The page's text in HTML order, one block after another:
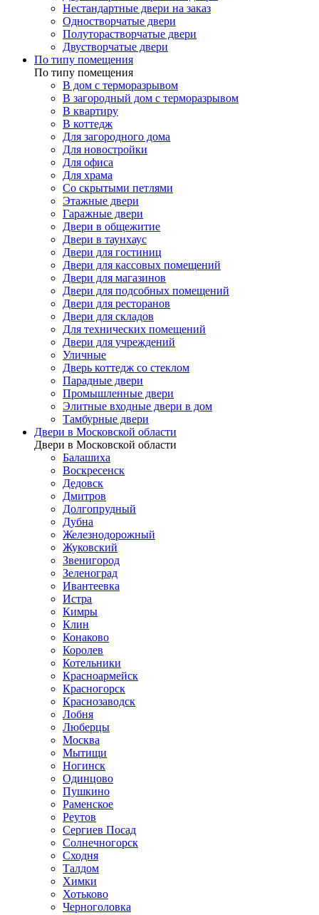
Нестандартные двери на заказ
Одностворчатые двери
Полуторастворчатые двери
Двустворчатые двери
По типу помещения
По типу помещения
В дом с терморазрывом
В загородный дом с терморазрывом
В квартиру
В коттедж
Для загородного дома
Для новостройки
Для офиса
Для храма
Со скрытыми петлями
Этажные двери
Гаражные двери
Двери в общежитие
Двери в таунхаус
Двери для гостиниц
Двери для кассовых помещений
Двери для магазинов
Двери для подсобных помещений
Двери для ресторанов
Двери для складов
Для технических помещений
Двери для учреждений
Уличные
Дверь коттедж со стеклом
Парадные двери
Промышленные двери
Элитные входные двери в дом
Тамбурные двери
Двери в Московской области
Двери в Московской области
Балашиха
Воскресенск
Дедовск
Дмитров
Долгопрудный
Дубна
Железнодорожный
Жуковский
Звенигород
Зеленоград
Ивантеевка
Истра
Кимры
Клин
Конаково
Королев
Котельники
Красноармейск
Красногорск
Краснозаводск
Лобня
Люберцы
Москва
Мытищи
Ногинск
Одинцово
Пушкино
Раменское
Реутов
Сергиев Посад
Солнечногорск
Сходня
Талдом
Химки
Хотьково
Черноголовка